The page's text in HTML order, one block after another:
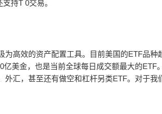
持T 0交易。
高效的资产配置工具。目前美国的ETF品种
美金，也是当前全球每日成交额最大的ETF
汇，甚至还有做空和杠杆另类ETF。对于我